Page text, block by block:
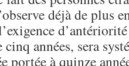
déjà de plus
années, sera
portée à quinze